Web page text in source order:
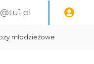
młodzieżowe